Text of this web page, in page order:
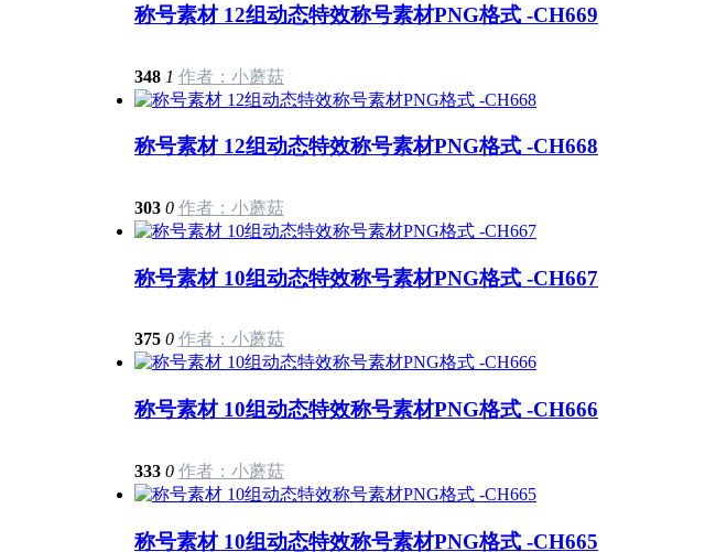
称号素材 12组动态特效称号素材PNG格式 -CH669
348 1 作者：小蘑菇
称号素材 12组动态特效称号素材PNG格式 -CH668
303 0 作者：小蘑菇
称号素材 10组动态特效称号素材PNG格式 -CH667
375 0 作者：小蘑菇
称号素材 10组动态特效称号素材PNG格式 -CH666
333 0 作者：小蘑菇
称号素材 10组动态特效称号素材PNG格式 -CH665